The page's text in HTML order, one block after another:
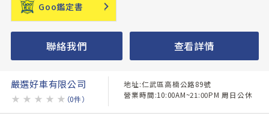
Goo鑑定書
聯絡我們 查看詳情
嚴選好車有限公司
★ ★ ★ ★ ★ （0件）
地址:仁武區高楠公路89號
營業時間:10:00AM~21:00PM 周日公休